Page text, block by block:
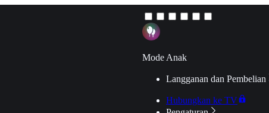
Mode Anak
Langganan dan Pembelian
Hubungkan ke TV